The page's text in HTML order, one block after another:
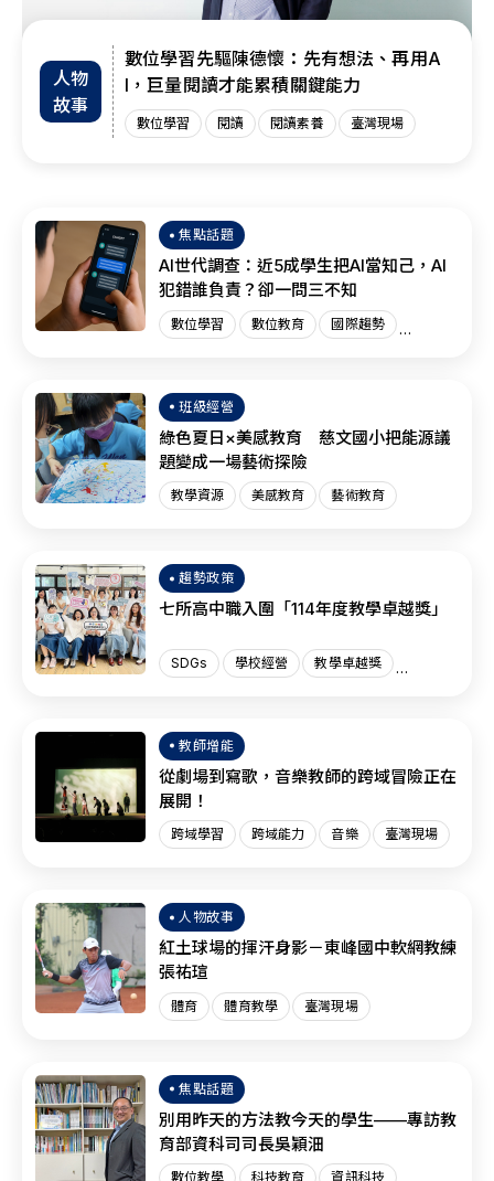
人物
故事
數位學習先驅陳德懷：先有想法、再用A
I，巨量閱讀才能累積關鍵能力
數位學習 閱讀 閱讀素養 臺灣現場
焦點話題
AI世代調查：近5成學生把AI當知己，AI
犯錯誰負責？卻一問三不知
數位學習 數位教育 國際趨勢
班級經營
綠色夏日×美感教育 慈文國小把能源議
題變成一場藝術探險
教學資源 美感教育 藝術教育
趨勢政策
七所高中職入圍「114年度教學卓越獎」
SDGs 學校經營 教學卓越獎
教師增能
從劇場到寫歌，音樂教師的跨域冒險正在
展開！
跨域學習 跨域能力 音樂 臺灣現場
人物故事
紅土球場的揮汗身影－東峰國中軟網教練
張祐瑄
體育 體育教學 臺灣現場
焦點話題
別用昨天的方法教今天的學生——專訪教
育部資科司司長吳穎沺
數位教學 科技教育 資訊科技